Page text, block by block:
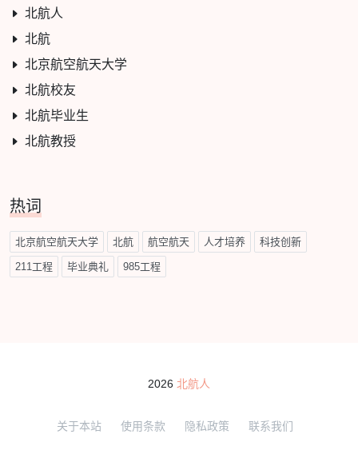
北航人
北航
北京航空航天大学
北航校友
北航毕业生
北航教授
热词
北京航空航天大学 北航 航空航天 人才培养 科技创新
211工程 毕业典礼 985工程
2026 北航人
关于本站 使用条款 隐私政策 联系我们